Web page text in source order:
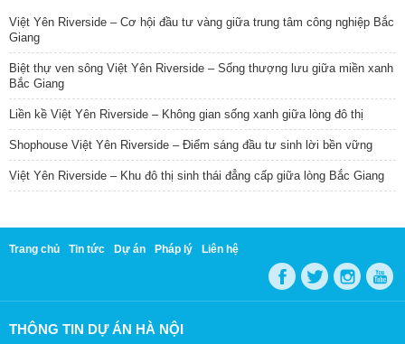
Việt Yên Riverside – Cơ hội đầu tư vàng giữa trung tâm công nghiệp Bắc
Giang
Biệt thự ven sông Việt Yên Riverside – Sống thượng lưu giữa miền xanh
Bắc Giang
Liền kề Việt Yên Riverside – Không gian sống xanh giữa lòng đô thị
Shophouse Việt Yên Riverside – Điểm sáng đầu tư sinh lời bền vững
Việt Yên Riverside – Khu đô thị sinh thái đẳng cấp giữa lòng Bắc Giang
Trang chủ Tin tức Dự án Pháp lý Liên hệ
THÔNG TIN DỰ ÁN HÀ NỘI